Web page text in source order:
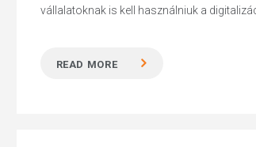
vállalatoknak is kell használniuk a
READ MORE